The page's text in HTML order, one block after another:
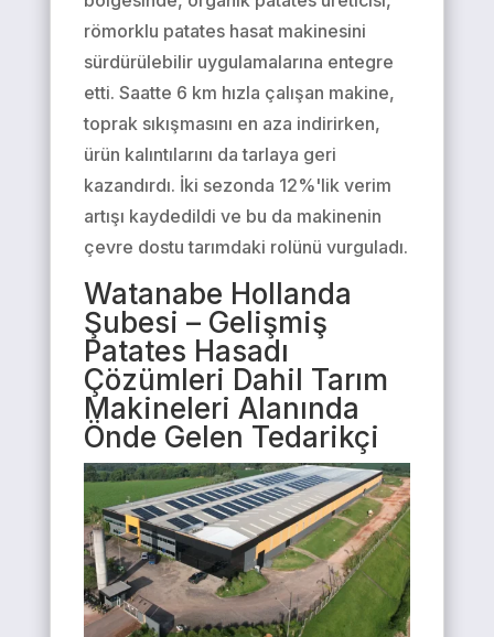
römorklu patates hasat makinesini
sürdürülebilir uygulamalarına entegre
etti. Saatte 6 km hızla çalışan makine,
toprak sıkışmasını en aza indirirken,
ürün kalıntılarını da tarlaya geri
kazandırdı. İki sezonda 12%'lik verim
artışı kaydedildi ve bu da makinenin
çevre dostu tarımdaki rolünü vurguladı.
Watanabe Hollanda
Şubesi – Gelişmiş
Patates Hasadı
Çözümleri Dahil Tarım
Makineleri Alanında
Önde Gelen Tedarikçi